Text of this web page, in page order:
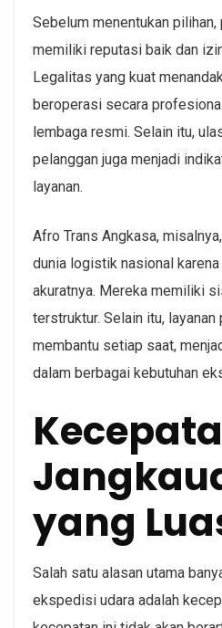
Sebelum menentukan
memiliki reputasi baik dan
Legalitas yang kuat
beroperasi secara
lembaga resmi. Selain itu,
pelanggan juga menjadi
layanan.
Afro Trans Angkasa,
dunia logistik nasional
akuratnya. Mereka memiliki
terstruktur. Selain itu,
membantu setiap saat,
dalam berbagai kebutuhan
yang
Salah satu alasan utama
ekspedisi udara adalah